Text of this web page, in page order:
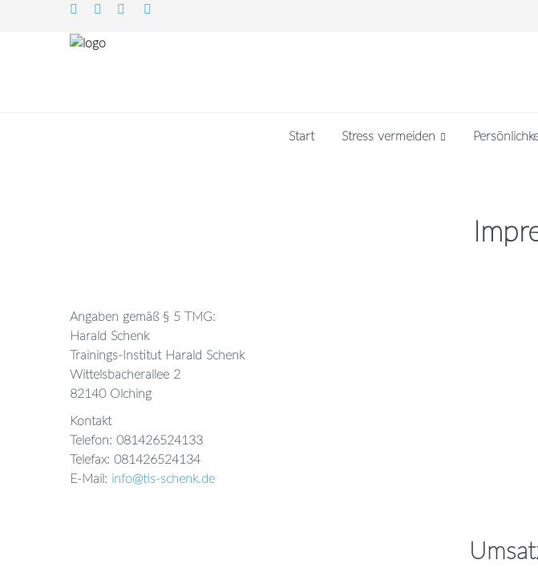
Start Stress vermeiden
Angaben gemäß § 5 TMG:
Harald Schenk
Trainings-Institut Harald Schenk
Wittelsbacherallee 2
82140 Olching
Kontakt
Telefon: 081426524133
Telefax: 081426524134
E-Mail: info@tis-schenk.de